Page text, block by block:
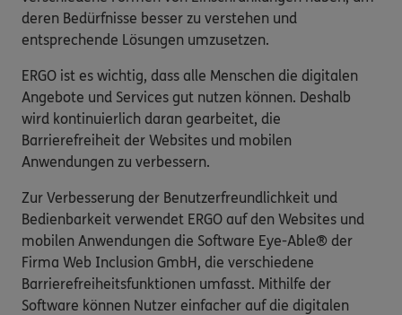
deren Bedürfnisse besser zu verstehen und
entsprechende Lösungen umzusetzen.
ERGO ist es wichtig, dass alle Menschen die digitalen
Angebote und Services gut nutzen können. Deshalb
wird kontinuierlich daran gearbeitet, die
Barrierefreiheit der Websites und mobilen
Anwendungen zu verbessern.
Zur Verbesserung der Benutzerfreundlichkeit und
Bedienbarkeit verwendet ERGO auf den Websites und
mobilen Anwendungen die Software Eye-Able® der
Firma Web Inclusion GmbH, die verschiedene
Barrierefreiheitsfunktionen umfasst. Mithilfe der
Software können Nutzer einfacher auf die digitalen